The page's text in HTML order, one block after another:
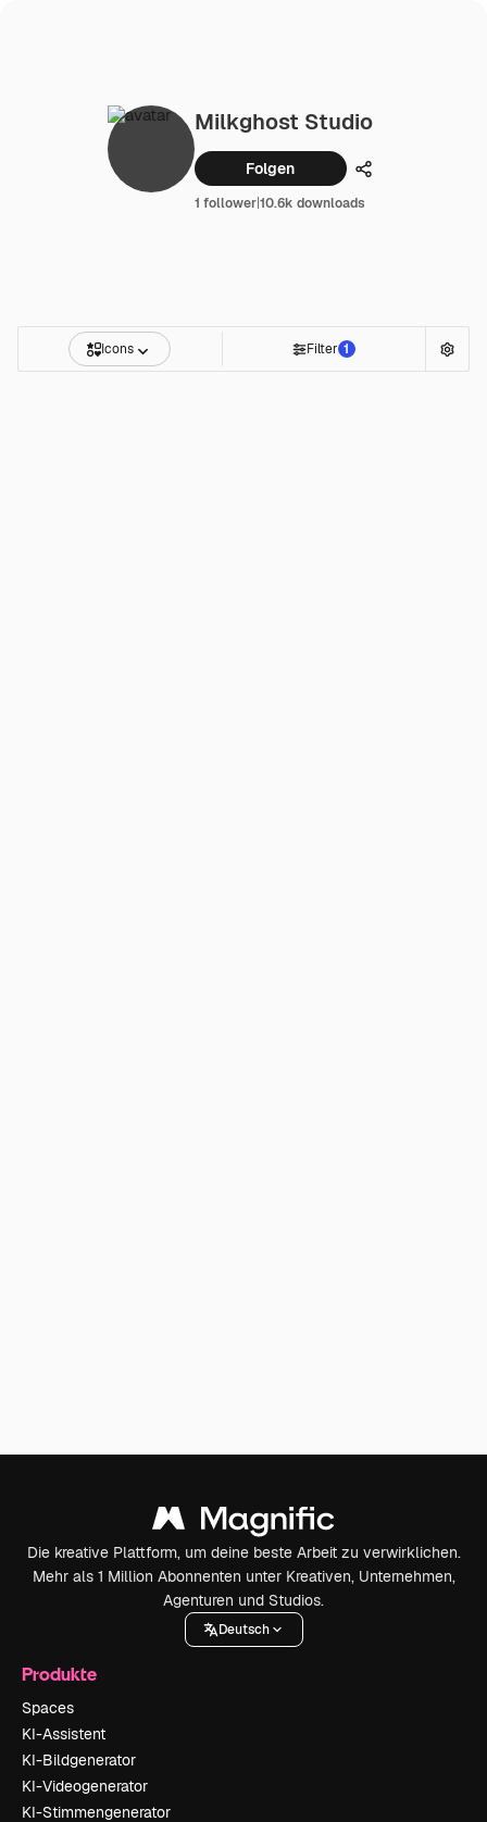
Milkghost Studio
Folgen Teilen
1 follower|10.6k downloads
Icons Filter 1
Die kreative Plattform, um deine beste Arbeit zu verwirklichen.
Mehr als 1 Million Abonnenten unter Kreativen, Unternehmen,
Agenturen und Studios.
Deutsch
Produkte
Spaces
KI-Assistent
KI-Bildgenerator
KI-Videogenerator
KI-Stimmengenerator